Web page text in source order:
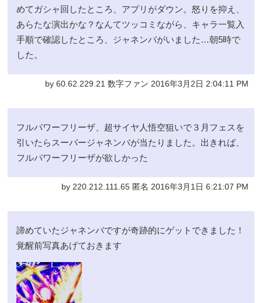
めてガシャ回したところ、アプリがダウン。怒りを抑え、
あらたな演出かな？なんてツッコミながら、キャラ一覧入
手順で確認したところ、ジャネンバがいました…朝5時で
した。
by 60.62.229.21 数字ファン 2016年3月2日 2:04:11 PM
フルパワーフリーザ、超サイヤ人悟空狙いで３月フェスを
引いたらスーパージャネンバが当たりました。出きれば、
フルパワーフリーザが欲しかった
by 220.212.111.65 匿名 2016年3月1日 6:21:07 PM
諦めていたジャネンバですが奇跡的にゲットできました！
覚醒前写真あげておきます